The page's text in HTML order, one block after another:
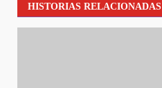
HISTORIAS RELACIONADAS